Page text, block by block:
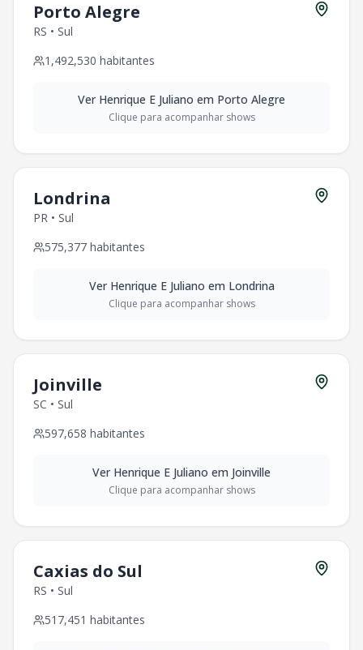
Porto Alegre
RS • Sul
1,492,530 habitantes
Ver Henrique E Juliano em Porto Alegre
Clique para acompanhar shows
Londrina
PR • Sul
575,377 habitantes
Ver Henrique E Juliano em Londrina
Clique para acompanhar shows
Joinville
SC • Sul
597,658 habitantes
Ver Henrique E Juliano em Joinville
Clique para acompanhar shows
Caxias do Sul
RS • Sul
517,451 habitantes